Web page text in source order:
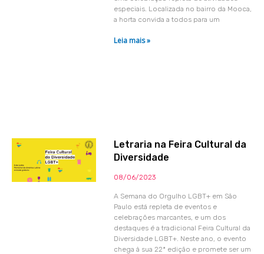
especiais. Localizada no bairro da Mooca,
a horta convida a todos para um
Leia mais »
Letraria na Feira Cultural da
Diversidade
08/06/2023
A Semana do Orgulho LGBT+ em São
Paulo está repleta de eventos e
celebrações marcantes, e um dos
destaques é a tradicional Feira Cultural da
Diversidade LGBT+. Neste ano, o evento
chega à sua 22ª edição e promete ser um